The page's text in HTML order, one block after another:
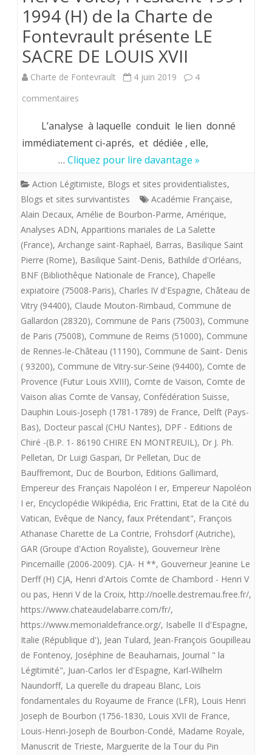
1994 (H) de la Charte de
Fontevrault présente LE
SACRE DE LOUIS XVII
Charte de Fontevrault 4 juin 2019
4
commentaires
Volto,
Président
1991-
1994
(H)
de
Charte
de
Fontevrault
présente
SACRE
DE
LOUIS
XVII
L’analyse à laquelle conduit le lien donné
immédiatement ci-aprés, et dédiée , elle,
… Cliquez pour lire davantage »
Action Légitimiste, Blogs et sites providentialistes,
Blogs et sites survivantistes
Académie Française,
Alain Decaux, Amélie de Bourbon-Parme, Amérique,
Analyses ADN, Apparitions mariales de La Salette
(France), Archange saint-Raphaël, Barras, Basilique Saint
Pierre (Rome), Basilique Saint-Denis, Bathilde d'Orléans,
BNF (Bibliothêque Nationale de France), Chapelle
expiatoire (75008-Paris), Charles IV d'Espagne, Château de
Vitry (94400), Claude Mouton-Rimbaud, Commune de
Gallardon (28320), Commune de Paris (75003), Commune
de Paris (75008), Commune de Reims (51000), Commune
de Rennes-le-Château (11190), Commune de Saint- Denis
( 93200), Commune de Vitry-sur-Seine (94400), Comte de
Provence (Futur Louis XVIII), Comte de Vaison, Comte de
Vaison alias Comte de Vansay, Confédération Suisse,
Dauphin Louis-Joseph (1781-1789) de France, Delft (Pays-
Bas), Docteur pascal (CHU Nantes), DPF - Editions de
Chiré -(B.P. 1- 86190 CHIRE EN MONTREUIL), Dr J. Ph.
Pelletan, Dr Luigi Gaspari, Dr Pelletan, Duc de
Bauffremont, Duc de Bourbon, Editions Gallimard,
Empereur des Français Napoléon I er, Empereur Napoléon
I er, Encyclopédie Wikipédia, Eric Frattini, Etat de la Cité du
Vatican, Evêque de Nancy, faux Prétendant", François
Athanase Charette de La Contrie, Frohsdorf (Autriche),
GAR (Groupe d'Action Royaliste), Gouverneur Irène
Pincemaille (2006-2009). CJA- H **, Gouverneur Jeanine Le
Derff (H) CJA, Henri d'Artois Comte de Chambord - Henri V
ou pas, Henri V de la Croix, http://noelle.destremau.free.fr/,
https://www.chateaudelabarre.com/fr/,
https://www.memorialdefrance.org/, Isabelle II d'Espagne,
Italie (République d'), Jean Tulard, Jean-François Goupilleau
de Fontenoy, Joséphine de Beauharnais, Journal " la
Légitimité", Juan-Carlos Ier d'Espagne, Karl-Wilhelm
Naundorff, La querelle du drapeau Blanc, Lois
fondamentales du Royaume de France (LFR), Louis Henri
Joseph de Bourbon (1756-1830, Louis XVII de France,
Louis-Henri-Joseph de Bourbon-Condé, Madame Royale,
Manuscrit de Trieste, Marguerite de la Tour du Pin